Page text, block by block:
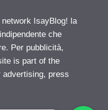
network IsayBlog! la
che
Per pubblicità,
is part of the
advertising, press